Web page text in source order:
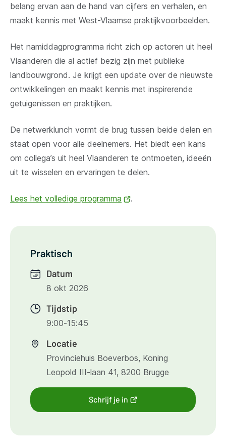
belang ervan aan de hand van cijfers en verhalen, en
maakt kennis met West-Vlaamse praktijkvoorbeelden.
Het namiddagprogramma richt zich op actoren uit heel
Vlaanderen die al actief bezig zijn met publieke
landbouwgrond. Je krijgt een update over de nieuwste
ontwikkelingen en maakt kennis met inspirerende
getuigenissen en praktijken.
De netwerklunch vormt de brug tussen beide delen en
staat open voor alle deelnemers. Het biedt een kans
om collega’s uit heel Vlaanderen te ontmoeten, ideeën
uit te wisselen en ervaringen te delen.
Lees het volledige programma
(opent
venster)
.
Praktisch
Datum
8 okt 2026
Tijdstip
9:00-15:45
Locatie
Provinciehuis Boeverbos, Koning
Leopold III-laan 41, 8200 Brugge
Schrijf je in
nieuw